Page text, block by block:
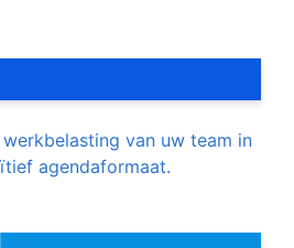
van uw team in
agendaformaat.